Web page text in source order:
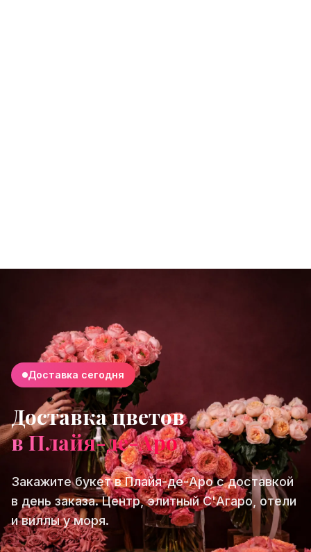
Доставка сегодня
Доставка цветов
в Плайя-де-Аро
Закажите букет в Плайя-де-Аро с доставкой
в день заказа. Центр, элитный С'Агаро, отели
и виллы у моря.